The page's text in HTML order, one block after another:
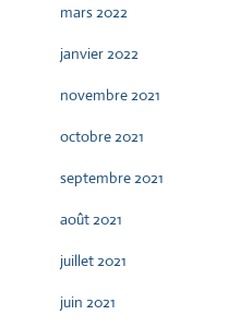
mars 2022
janvier 2022
novembre 2021
octobre 2021
septembre 2021
août 2021
juillet 2021
juin 2021